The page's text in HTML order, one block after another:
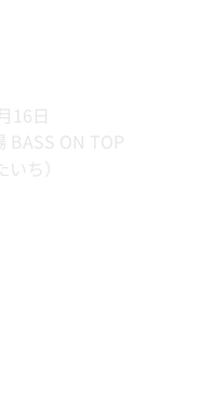
16日
BASS ON TOP
ち）